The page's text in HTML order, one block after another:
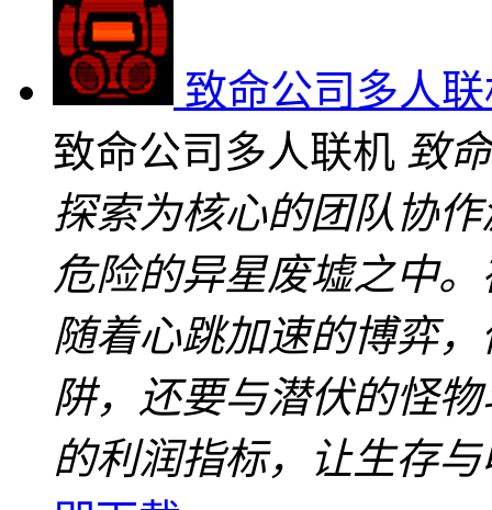
致命公司多人
致命公司多人联机 致
探索为核心的团队协
危险的异星废墟之中
随着心跳加速的博弈
阱，还要与潜伏的怪
的利润指标，让生存